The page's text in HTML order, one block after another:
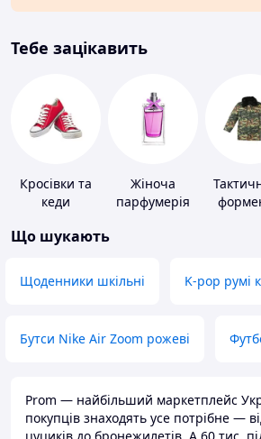
Тебе зацікавить
Кросівки та
кеди
Жіноча
парфумерія
Що шукають
Щоденники шкільні K-pop румі
Бутси Nike Air Zoom рожеві
Prom — найбільший маркетплейс
покупців знаходять усе потрібне —